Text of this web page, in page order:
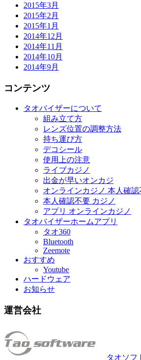
2015年3月
2015年2月
2015年1月
2014年12月
2014年11月
2014年10月
2014年9月
コンテンツ
タオバイザーについて
組み立て方
レンズ位置の調整方法
持ち運び方
デコシール
使用上の注意
ライブカジノ
出金が早いオンカジ
オンラインカジノ 本人確認
本人確認不要 カジノ
アプリ オンラインカジノ
タオバイザーホームアプリ
タオ360
Bluetooth
Zeemote
おすすめ
Youtube
ハードウェア
お知らせ
運営会社
タオソフ